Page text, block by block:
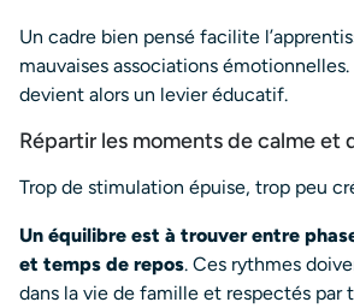
Un cadre bien pensé facilite
mauvaises associations
devient alors un levier éducatif.
Répartir les moments de calme et
Trop de stimulation épuise, trop peu
Un équilibre est à trouver entre
et temps de repos. Ces rythmes
dans la vie de famille et respectés par